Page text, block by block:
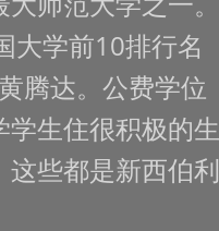
大学前10排行名
腾达。公费学位
生住很积极的生
些都是新西伯利